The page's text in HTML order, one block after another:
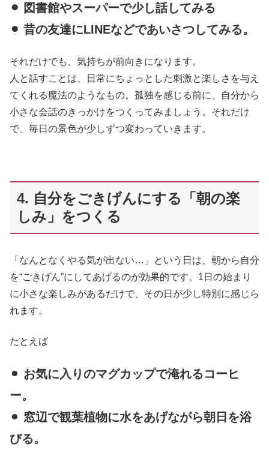
⚫︎ 図書館やスーパーで少し話してみる
⚫︎ 昔の友達にLINEなどであいさつしてみる。
それだけでも、気持ちが前向きになります。
人と話すことは、日常にちょっとした刺激と楽しさを与え
てくれる魔法のようなもの。孤独を感じる前に、自分から
小さな会話のきっかけをつくってみましょう。それだけ
で、毎日の景色が少しずつ変わっていきます。
4. 自分をごきげんにする「朝の楽
しみ」をつくる
「なんとなくやる気が出ない…」という日は、朝から自分
を“ごきげん”にしてあげるのが効果的です。1日の始まり
に小さな楽しみがあるだけで、その日が少し特別に感じら
れます。
たとえば
⚫︎ お気に入りのマグカップで淹れるコーヒ
ー。
⚫︎ 窓辺で観葉植物に水をあげながら朝日を浴
びる。